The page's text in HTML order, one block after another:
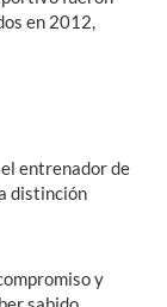
en 2012,
entrenador de
distinción
y